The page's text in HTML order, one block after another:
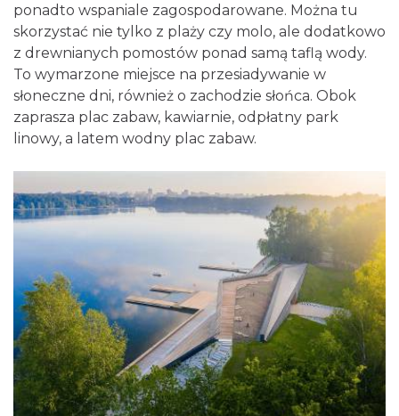
ponadto wspaniale zagospodarowane. Można tu
skorzystać nie tylko z plaży czy molo, ale dodatkowo
z drewnianych pomostów ponad samą taflą wody.
To wymarzone miejsce na przesiadywanie w
słoneczne dni, również o zachodzie słońca. Obok
zaprasza plac zabaw, kawiarnie, odpłatny park
linowy, a latem wodny plac zabaw.